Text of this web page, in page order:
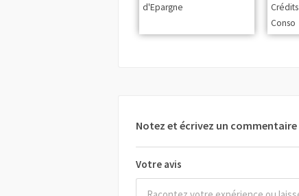
d'Epargne
Crédits
Conso
Notez et écrivez un commentaire
Votre avis